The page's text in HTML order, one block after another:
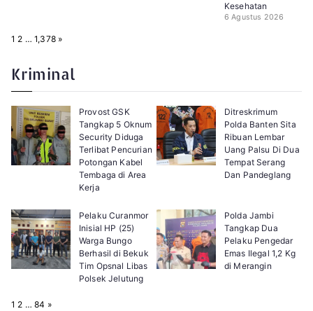
Kesehatan
6 Agustus 2026
P
:
1 2 … 1,378 N
»
Kriminal
Provost GSK
Tangkap 5 Oknum
Security Diduga
Terlibat Pencurian
Potongan Kabel
Tembaga di Area
Kerja
Ditreskrimum
Polda Banten Sita
Ribuan Lembar
Uang Palsu Di Dua
Tempat Serang
Dan Pandeglang
Pelaku Curanmor
Inisial HP (25)
Warga Bungo
Berhasil di Bekuk
Tim Opsnal Libas
Polsek Jelutung
Polda Jambi
Tangkap Dua
Pelaku Pengedar
Emas Ilegal 1,2 Kg
di Merangin
P1 2 … 84 N
»